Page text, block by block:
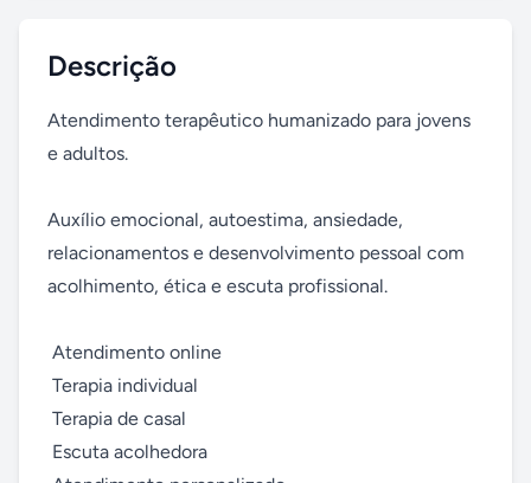
Descrição
Atendimento terapêutico humanizado para jovens
e adultos.
Auxílio emocional, autoestima, ansiedade,
relacionamentos e desenvolvimento pessoal com
acolhimento, ética e escuta profissional.